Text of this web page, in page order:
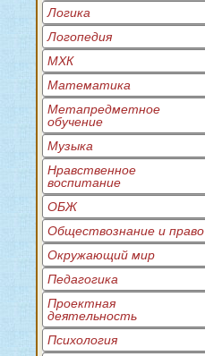
Логика
Логопедия
МХК
Математика
Метапредметное
обучение
Музыка
Нравственное
воспитание
ОБЖ
Обществознание и право
Окружающий мир
Педагогика
Проектная
деятельность
Психология